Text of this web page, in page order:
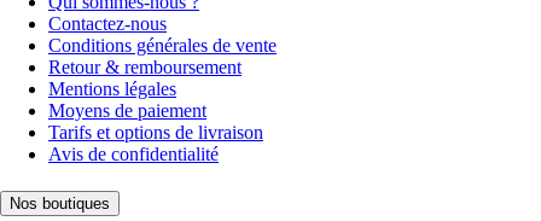
Contactez-nous
Conditions générales de vente
Retour & remboursement
Mentions légales
Moyens de paiement
Tarifs et options de livraison
Avis de confidentialité
Nos boutiques